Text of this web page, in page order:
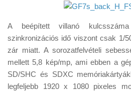
A beépített villanó
szinkronizációs idő viszont csak 1/
zár miatt. A sorozatfelvételi
mellett 5,8 kép/mp, ami ebben a
SD/SHC és SDXC
legfeljebb 1920 x 1080 pixeles